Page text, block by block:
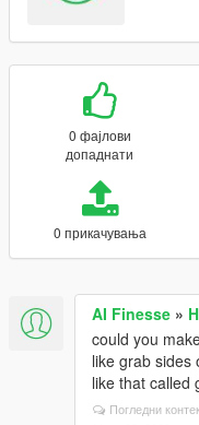
0 фајлови
допаднати
0 прикачувања
AI Finesse »
could you
like grab sides
like that called
Погледни